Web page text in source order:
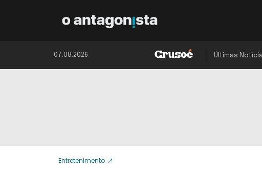
07.08.2026 Últimas
Entretenimento